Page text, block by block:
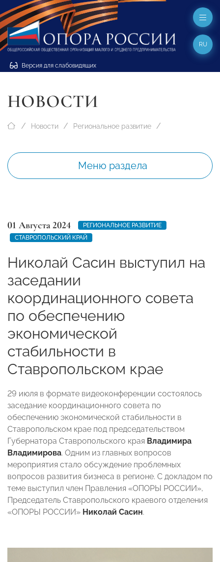
Версия для слабовидящих
RU
НОВОСТИ
Новости Региональное развитие
Меню раздела
01 Августа 2024
РЕГИОНАЛЬНОЕ РАЗВИТИЕ
СТАВРОПОЛЬСКИЙ КРАЙ
Николай Сасин выступил на
заседании
координационного совета
по обеспечению
экономической
стабильности в
Ставропольском крае
29 июля в формате видеоконференции состоялось
заседание координационного совета по
обеспечению экономической стабильности в
Ставропольском крае под председательством
Губернатора Ставропольского края Владимира
Владимирова. Одним из главных вопросов
мероприятия стало обсуждение проблемных
вопросов развития бизнеса в регионе. С докладом по
теме выступил член Правления «ОПОРЫ РОССИИ»,
Председатель Ставропольского краевого отделения
«ОПОРЫ РОССИИ» Николай Сасин.